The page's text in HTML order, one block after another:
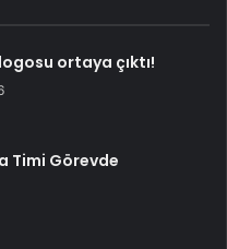
ortaya çıktı!
Timi Görevde